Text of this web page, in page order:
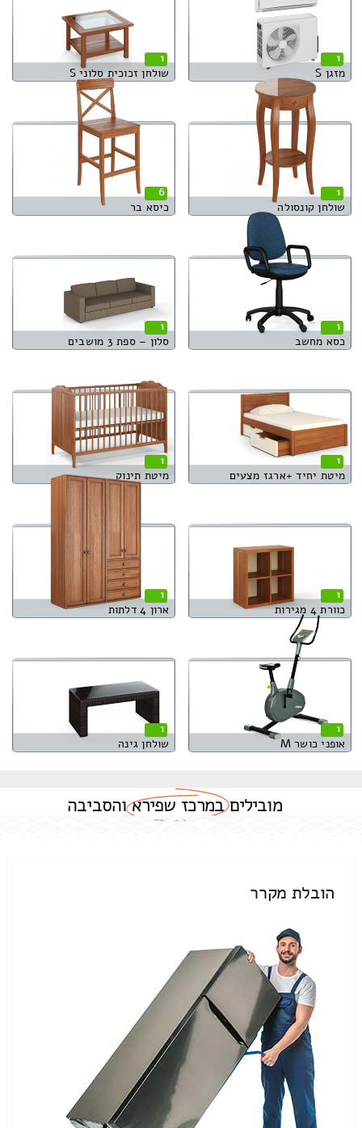
1
מזגן S
1
שולחן זכוכית סלוני S
1
שולחן קונסולה
6
כיסא בר
1
כסא מחשב
1
סלון – ספת 3 מושבים
1
מיטת יחיד +ארגז מצעים
1
מיטת תינוק
1
כוורת 4 מגירות
1
ארון 4 דלתות
1
אופני כושר M
1
שולחן גינה
מוביליםבמרכז שפיראוהסביבה
הובלת מקרר